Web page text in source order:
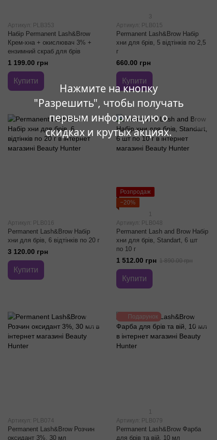
Нажмите на кнопку
"Разрешить", чтобы получать
первым информацию о
скидках и крутых акциях.
Артикул: PLB353
Набір Permanent Lash&Brow
Крем-хна + окислювач 3% +
ензимний скраб для брів
1 199.00 грн
Купити
3
Артикул: PLB015
Permanent Lash&Brow Набір
хни для брів, 5 відтінків по 2,5
г
660.00 грн
Купити
Артикул: PLB016
Permanent Lash&Brow Набір
хни для брів, 6 відтінків по 20 г
3 120.00 грн
Купити
Розпродаж
−20%
1
Артикул: PLB048
Permanent Lash and Brow Набір
хни для брів, Standart, 6 шт
по 10 г
1 512.00 грн 1 890.00 грн
Купити
Артикул: PLB074
Permanent Lash&Brow Розчин
оксидант 3%, 30 мл
Подарунок
1
Артикул: PLB079
Permanent Lash&Brow Фарба
для брів та вій, 10 мл